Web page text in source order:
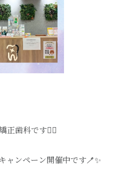
正歯科です🙂‍↕️
ャンペーン開催中です🪥✨